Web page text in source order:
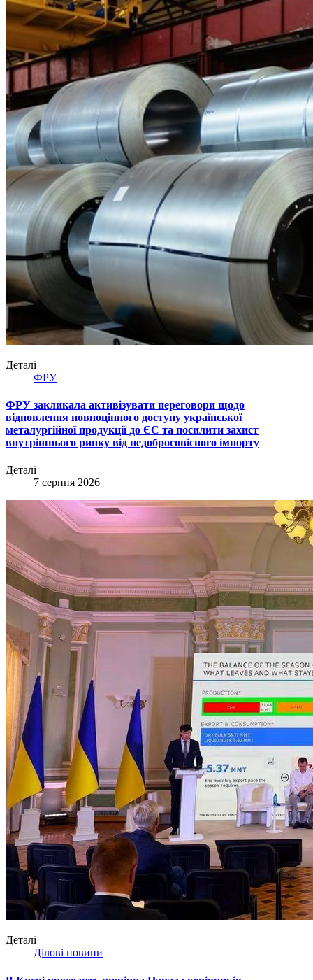
Деталі
ФРУ
ФРУ закликала активізувати переговори щодо
відновлення повноцінного доступу української
металургійної продукції до ЄС та посилити захист
внутрішнього ринку від недобросовісного імпорту
Деталі
7 серпня 2026
Деталі
Ділові новини